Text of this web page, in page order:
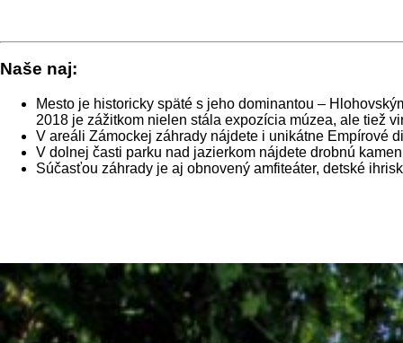
Naše naj:
Mesto je historicky späté s jeho dominantou –
2018 je zážitkom nielen stála expozícia múzea, ale tiež
V areáli Zámockej záhrady nájdete i unikátne Empírové
V dolnej časti parku nad jazierkom nájdete drobnú
Súčasťou záhrady je aj obnovený amfiteáter, detské